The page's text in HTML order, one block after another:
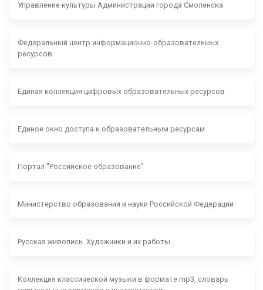
Управление культуры Администрации города Смоленска
Федеральный центр информационно-образовательных
ресурсов.
Единая коллекция цифровых образовательных ресурсов
Единое окно доступа к образовательным ресурсам
Портал "Российское образование"
Министерство образования и науки Российской Федерации
Русская живопись. Художники и их работы.
Коллекция классической музыки в формате mp3, словарь